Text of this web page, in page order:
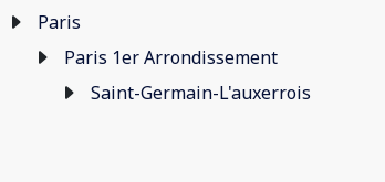
Paris
Paris 1er Arrondissement
Saint-Germain-L'auxerrois